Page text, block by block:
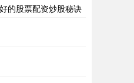
的股票配资炒股秘诀